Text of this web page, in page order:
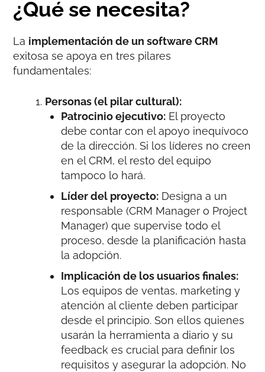
¿Qué se necesita?
La implementación de un software CRM
exitosa se apoya en tres pilares
fundamentales:
Personas (el pilar cultural):
Patrocinio ejecutivo: El proyecto
debe contar con el apoyo inequívoco
de la dirección. Si los líderes no creen
en el CRM, el resto del equipo
tampoco lo hará.
Líder del proyecto: Designa a un
responsable (CRM Manager o Project
Manager) que supervise todo el
proceso, desde la planificación hasta
la adopción.
Implicación de los usuarios finales:
Los equipos de ventas, marketing y
atención al cliente deben participar
desde el principio. Son ellos quienes
usarán la herramienta a diario y su
feedback es crucial para definir los
requisitos y asegurar la adopción. No